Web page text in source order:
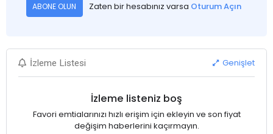
ABONE OLUN Zaten bir hesabınız varsa Oturum Açın
İzleme Listesi Genişlet
İzleme listeniz boş
Favori emtialarınızı hızlı erişim için ekleyin ve son fiyat
değişim haberlerini kaçırmayın.